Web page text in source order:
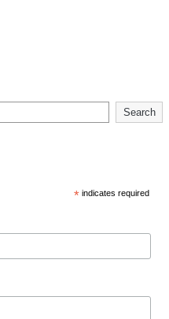
Search
* indicates required